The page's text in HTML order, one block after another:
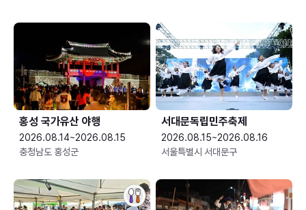
홍성 국가유산 야행
2026.08.14~2026.08.15
충청남도 홍성군
서대문독립민주축제
2026.08.15~2026.08.16
서울특별시 서대문구